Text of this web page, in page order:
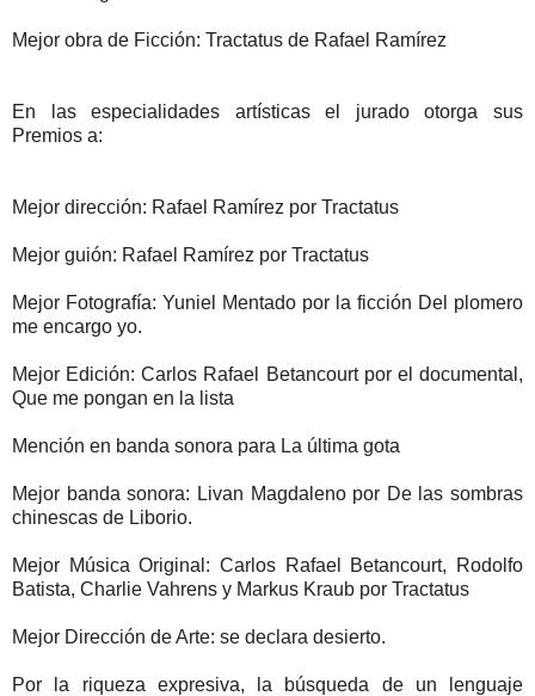
Mejor obra de Ficción: Tractatus de Rafael Ramírez
En las especialidades artísticas el jurado otorga sus
Premios a:
Mejor dirección: Rafael Ramírez por Tractatus
Mejor guión: Rafael Ramírez por Tractatus
Mejor Fotografía: Yuniel Mentado por la ficción Del plomero
me encargo yo.
Mejor Edición: Carlos Rafael Betancourt por el documental,
Que me pongan en la lista
Mención en banda sonora para La última gota
Mejor banda sonora: Livan Magdaleno por De las sombras
chinescas de Liborio.
Mejor Música Original: Carlos Rafael Betancourt, Rodolfo
Batista, Charlie Vahrens y Markus Kraub por Tractatus
Mejor Dirección de Arte: se declara desierto.
Por la riqueza expresiva, la búsqueda de un lenguaje